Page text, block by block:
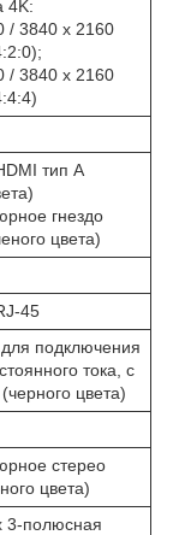
4K:
/ 3840 x 2160
/ 3840 x 2160
тип А
гнездо
цвета)
45
подключения
тока, с
цвета)
стерео
цвета)
3-полюсная